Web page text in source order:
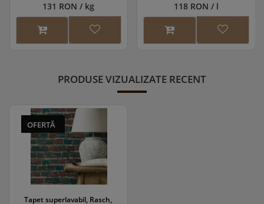
131 RON / kg
118 RON / l
PRODUSE VIZUALIZATE RECENT
OFERTĂ
Tapet superlavabil, Rasch,